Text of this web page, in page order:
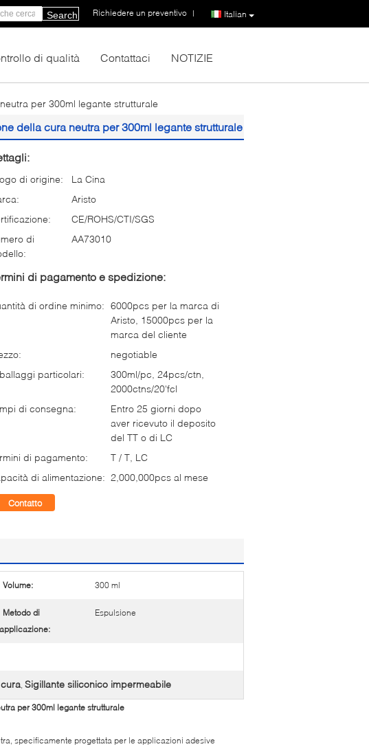
Italian
Richiedere un preventivo |
Search
di qualità Contattaci NOTIZIE
per 300ml legante strutturale
della cura neutra per 300ml legante strutturale
di origine:
La Cina
Aristo
CE/ROHS/CTI/SGS
di
AA73010
di pagamento e spedizione:
di ordine minimo: 6000pcs per la marca di
Aristo, 15000pcs per la
marca del cliente
negotiable
particolari:
300ml/pc, 24pcs/ctn,
2000ctns/20'fcl
di consegna:
Entro 25 giorni dopo
aver ricevuto il deposito
del TT o di LC
di pagamento:
T / T, LC
di alimentazione: 2,000,000pcs al mese
Contatto
Volume: 300 ml
Metodo di
applicazione:
Espulsione
, Sigillante siliconico impermeabile
per 300ml legante strutturale
specificamente progettata per le applicazioni adesive